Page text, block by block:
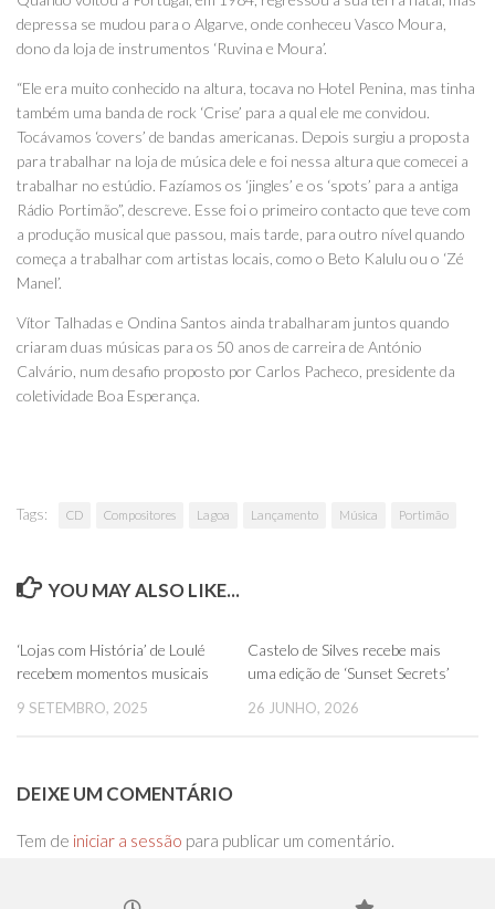
depressa se mudou para o Algarve, onde conheceu Vasco Moura,
dono da loja de instrumentos ‘Ruvina e Moura’.
“Ele era muito conhecido na altura, tocava no Hotel Penina, mas tinha
também uma banda de rock ‘Crise’ para a qual ele me convidou.
Tocávamos ‘covers’ de bandas americanas. Depois surgiu a proposta
para trabalhar na loja de música dele e foi nessa altura que comecei a
trabalhar no estúdio. Fazíamos os ‘jingles’ e os ‘spots’ para a antiga
Rádio Portimão”, descreve. Esse foi o primeiro contacto que teve com
a produção musical que passou, mais tarde, para outro nível quando
começa a trabalhar com artistas locais, como o Beto Kalulu ou o ‘Zé
Manel’.
Vítor Talhadas e Ondina Santos ainda trabalharam juntos quando
criaram duas músicas para os 50 anos de carreira de António
Calvário, num desafio proposto por Carlos Pacheco, presidente da
coletividade Boa Esperança.
Tags: CD Compositores Lagoa Lançamento Música Portimão
YOU MAY ALSO LIKE...
‘Lojas com História’ de Loulé
recebem momentos musicais
9 SETEMBRO, 2025
Castelo de Silves recebe mais
uma edição de ‘Sunset Secrets’
26 JUNHO, 2026
DEIXE UM COMENTÁRIO
Tem de iniciar a sessão para publicar um comentário.